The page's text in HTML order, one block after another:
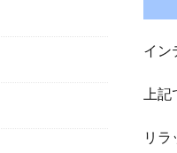
イン
上
リラ